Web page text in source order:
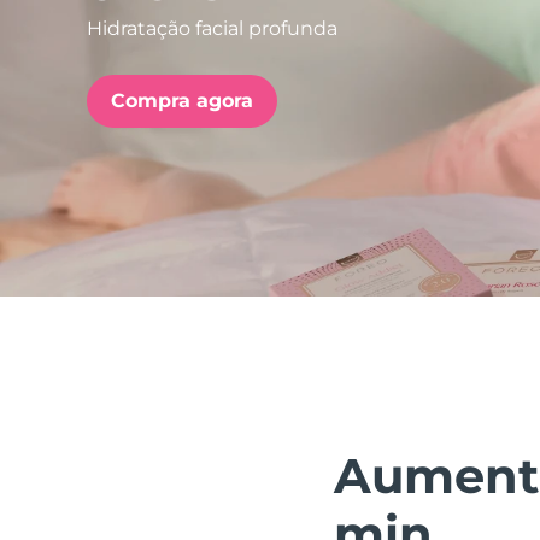
Hidratação facial profunda
Compra agora
issa™ Teeth Whitening Set
FAQ™ Dual LED Panel
POPULAR